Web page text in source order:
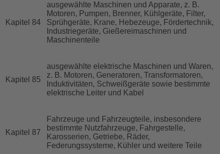
Kapitel 84
ausgewählte Maschinen und Apparate, z. B.
Motoren, Pumpen, Brenner, Kühlgeräte, Filter,
Sprühgeräte, Krane, Hebezeuge, Fördertechnik,
Industriegeräte, Gießereimaschinen und
Maschinenteile
Kapitel 85
ausgewählte elektrische Maschinen und Waren,
z. B. Motoren, Generatoren, Transformatoren,
Induktivitäten, Schweißgeräte sowie bestimmte
elektrische Leiter und Kabel
Kapitel 87
Fahrzeuge und Fahrzeugteile, insbesondere
bestimmte Nutzfahrzeuge, Fahrgestelle,
Karosserien, Getriebe, Räder,
Federungssysteme, Kühler und weitere Teile